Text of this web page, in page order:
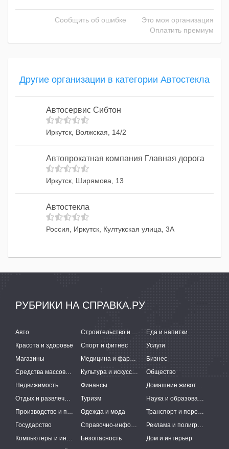
Сообщить об ошибке
Это моя организация
Оплатить премиум
Другие организации в категории Автостекла
Автосервис Сибтон
Иркутск, Волжская, 14/2
Автопрокатная компания Главная дорога
Иркутск, Ширямова, 13
Автостекла
Россия, Иркутск, Култукская улица, 3А
РУБРИКИ НА СПРАВКА.РУ
Авто Строительство и ремонт
Еда и напитки
Красота и здоровье
Спорт и фитнес
Услуги
Магазины
Медицина и фармацевтика
Бизнес
Средства массовой информации
Культура и искусство
Общество
Недвижимость
Финансы
Домашние животные
Отдых и развлечения
Туризм
Наука и образование
Производство и поставки
Одежда и мода
Транспорт и перевозки
Государство
Справочно-информационные системы
Реклама и полиграфия
Компьютеры и интернет
Безопасность
Дом и интерьер